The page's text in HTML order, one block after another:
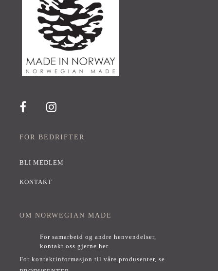
FOR BEDRIFTER
BLI MEDLEM
KONTAKT
OM NORWEGIAN MADE
For samarbeid og andre henvendelser,
kontakt oss gjerne her.
For kontaktinformasjon til våre produsenter, se